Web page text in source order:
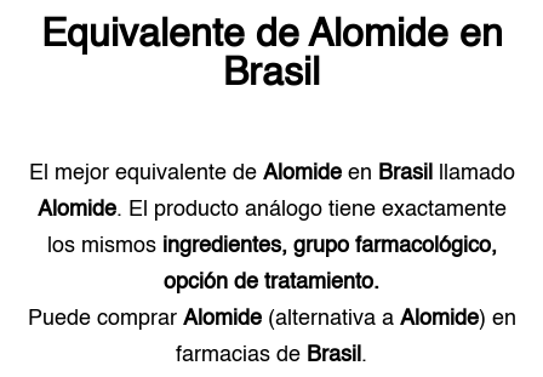
Equivalente de Alomideen
Brasil
El mejor equivalente de Alomideen Brasil
llamado
Alomide. El producto análogo tiene exactamente
los mismos ingredientes, grupo farmacológico,
opción de tratamiento.
Puede comprar Alomide(alternativa a Alomide) en
farmacias de Brasil .